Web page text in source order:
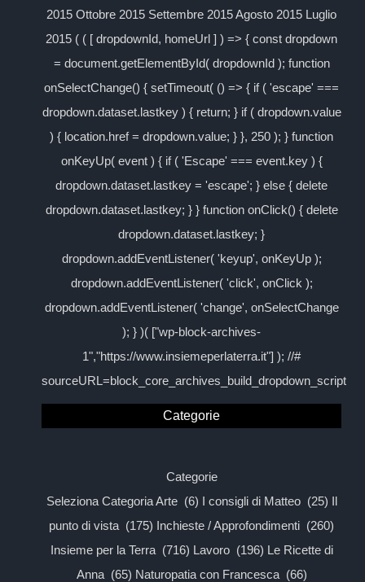
2015 Ottobre 2015 Settembre 2015 Agosto 2015 Luglio
2015 ( ( [ dropdownId, homeUrl ] ) => { const dropdown
= document.getElementById( dropdownId ); function
onSelectChange() { setTimeout( () => { if ( 'escape' ===
dropdown.dataset.lastkey ) { return; } if ( dropdown.value
) { location.href = dropdown.value; } }, 250 ); } function
onKeyUp( event ) { if ( 'Escape' === event.key ) {
dropdown.dataset.lastkey = 'escape'; } else { delete
dropdown.dataset.lastkey; } } function onClick() { delete
dropdown.dataset.lastkey; }
dropdown.addEventListener( 'keyup', onKeyUp );
dropdown.addEventListener( 'click', onClick );
dropdown.addEventListener( 'change', onSelectChange
); } )( ["wp-block-archives-
1","https://www.insiemeperlaterra.it"] ); //#
sourceURL=block_core_archives_build_dropdown_script
Categorie
Categorie
Seleziona Categoria Arte (6) I consigli di Matteo (25) Il
punto di vista (175) Inchieste / Approfondimenti (260)
Insieme per la Terra (716) Lavoro (196) Le Ricette di
Anna (65) Naturopatia con Francesca (66)